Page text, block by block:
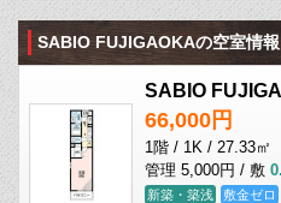
SABIO FUJIGAOKAの空室情報
SABIO
66,000円
1階 / 1K / 27.33㎡
管理 5,000円 / 敷
新築・築浅 敷金ゼロ